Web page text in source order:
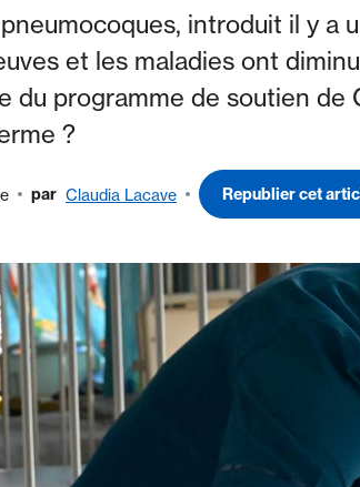
introduit il y a
et les maladies ont
du programme de soutien de
?
par Claudia Lacave Republier cet